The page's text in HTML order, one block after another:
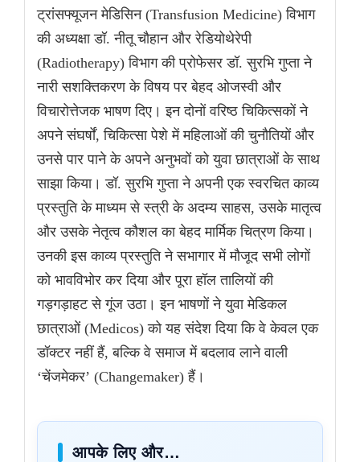
ट्रांसफ्यूजन मेडिसिन (Transfusion Medicine) विभाग
की अध्यक्षा डॉ. नीतू चौहान और रेडियोथेरेपी
(Radiotherapy) विभाग की प्रोफेसर डॉ. सुरभि गुप्ता ने
नारी सशक्तिकरण के विषय पर बेहद ओजस्वी और
विचारोत्तेजक भाषण दिए। इन दोनों वरिष्ठ चिकित्सकों ने
अपने संघर्षों, चिकित्सा पेशे में महिलाओं की चुनौतियों और
उनसे पार पाने के अपने अनुभवों को युवा छात्राओं के साथ
साझा किया। डॉ. सुरभि गुप्ता ने अपनी एक स्वरचित काव्य
प्रस्तुति के माध्यम से स्त्री के अदम्य साहस, उसके मातृत्व
और उसके नेतृत्व कौशल का बेहद मार्मिक चित्रण किया।
उनकी इस काव्य प्रस्तुति ने सभागार में मौजूद सभी लोगों
को भावविभोर कर दिया और पूरा हॉल तालियों की
गड़गड़ाहट से गूंज उठा। इन भाषणों ने युवा मेडिकल
छात्राओं (Medicos) को यह संदेश दिया कि वे केवल एक
डॉक्टर नहीं हैं, बल्कि वे समाज में बदलाव लाने वाली
‘चेंजमेकर’ (Changemaker) हैं।
आपके लिए और…